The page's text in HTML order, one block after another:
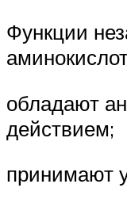
Функции
обладают
действием;
принимают